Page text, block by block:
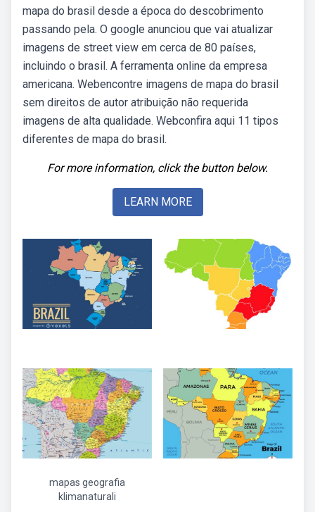
mapa do brasil desde a época do descobrimento
passando pela. O google anunciou que vai atualizar
imagens de street view em cerca de 80 países,
incluindo o brasil. A ferramenta online da empresa
americana. Webencontre imagens de mapa do brasil
sem direitos de autor atribuição não requerida
imagens de alta qualidade. Webconfira aqui 11 tipos
diferentes de mapa do brasil.
For more information, click the button below.
LEARN MORE
mapas geografia
klimanaturali